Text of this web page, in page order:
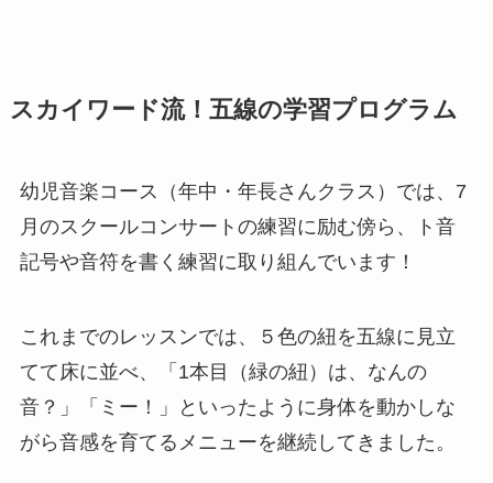
スカイワード流！五線の学習プログラム
幼児音楽コース（年中・年長さんクラス）では、7
月のスクールコンサートの練習に励む傍ら、ト音
記号や音符を書く練習に取り組んでいます！
これまでのレッスンでは、５色の紐を五線に見立
てて床に並べ、「1本目（緑の紐）は、なんの
音？」「ミー！」といったように身体を動かしな
がら音感を育てるメニューを継続してきました。